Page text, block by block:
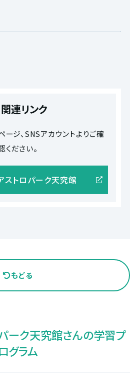
関連リンク
ジ、SNSアカウントよりご確
ください。
ストロパーク天究館
もどる
ーク天究館さんの学習プ
グラム